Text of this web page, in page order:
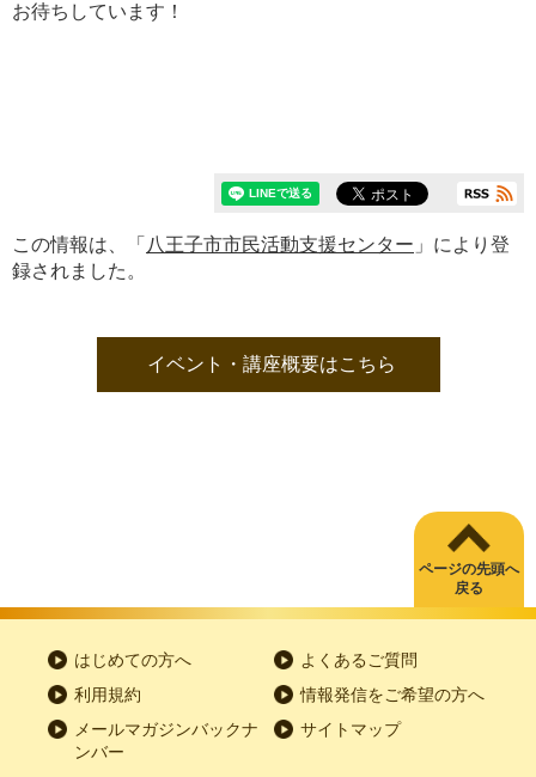
お待ちしています！
この情報は、「 八王子市市民活動支援センター 」により登
録されました。
イベント・講座概要はこちら
ページの先頭へ
戻る
はじめての方へ
よくあるご質問
利用規約
情報発信をご希望の方へ
メールマガジンバックナ
ンバー
サイトマップ